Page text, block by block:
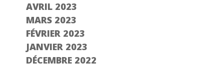
AVRIL 2023
MARS 2023
FÉVRIER 2023
JANVIER 2023
DÉCEMBRE 2022